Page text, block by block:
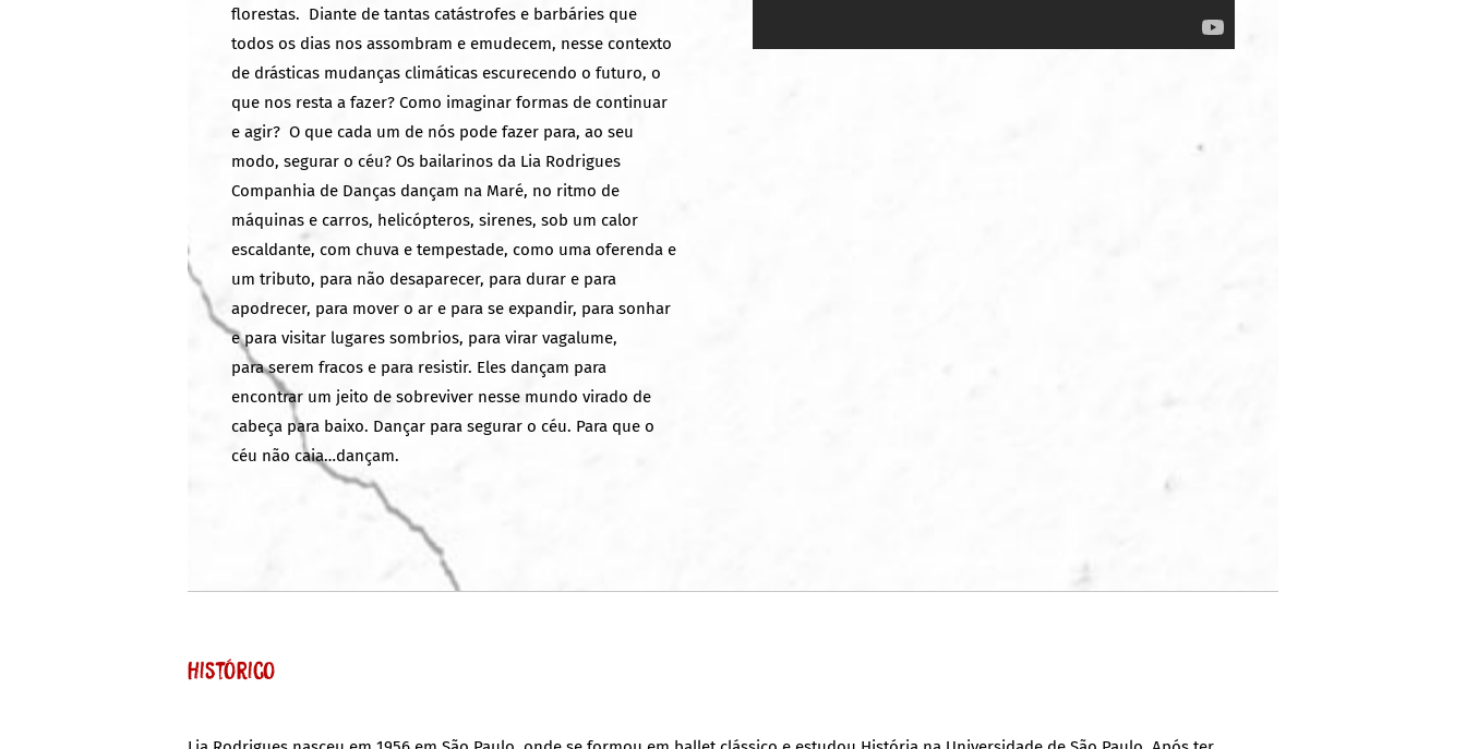
florestas. Diante de tantas catástrofes e barbáries que
todos os dias nos assombram e emudecem, nesse contexto
de drásticas mudanças climáticas escurecendo o futuro, o
que nos resta a fazer? Como imaginar formas de continuar
e agir? O que cada um de nós pode fazer para, ao seu
modo, segurar o céu? Os bailarinos da Lia Rodrigues
Companhia de Danças dançam na Maré, no ritmo de
máquinas e carros, helicópteros, sirenes, sob um calor
escaldante, com chuva e tempestade, como uma oferenda e
um tributo, para não desaparecer, para durar e para
apodrecer, para mover o ar e para se expandir, para sonhar
e para visitar lugares sombrios, para virar vagalume,
para serem fracos e para resistir. Eles dançam para
encontrar um jeito de sobreviver nesse mundo virado de
cabeça para baixo. Dançar para segurar o céu. Para que o
céu não caia…dançam.
Histórico